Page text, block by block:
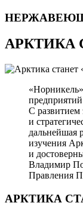
АРКТИКА
С развитием
и
дальнейшая
изучения
и
Владимир
Правления
АРКТИКА